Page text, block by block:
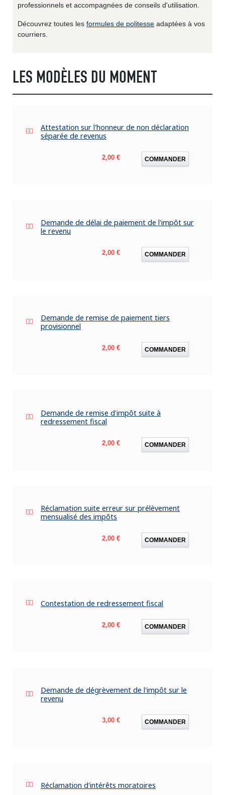
professionnels et accompagnées de conseils d'utilisation.
Découvrez toutes les formules de politesse adaptées à vos
courriers.
LES MODÈLES DU MOMENT
Attestation sur l'honneur de non déclaration
séparée de revenus
Prix
2,00 € COMMANDER
Demande de délai de paiement de l'impôt sur
le revenu
Prix
2,00 € COMMANDER
Demande de remise de paiement tiers
provisionnel
Prix
2,00 € COMMANDER
Demande de remise d'impôt suite à
redressement fiscal
Prix
2,00 € COMMANDER
Réclamation suite erreur sur prélèvement
mensualisé des impôts
Prix
2,00 € COMMANDER
Contestation de redressement fiscal
Prix
2,00 € COMMANDER
Demande de dégrèvement de l'impôt sur le
revenu
Prix
3,00 € COMMANDER
Réclamation d'intérêts moratoires